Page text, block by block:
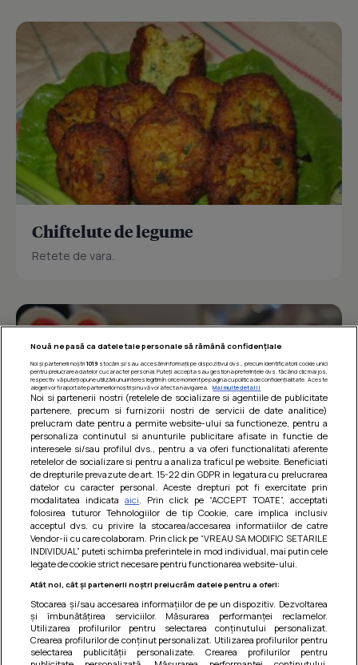
Chiftelute de legume
Retete de vara.
Barcute din vinete cu arpagic rosu
Un deliciu usor de preparat!
Nouă ne pasă ca datele tale personale să rămână confidențiale
Noi și partenerii noștri 1019stocăm și/sau accesăm informații pe dispozitivul dvs., precum identificatorii cookie unici
pentru prelucrarea datelor cu caracter personal. Puteți accepta sau gestiona preferințele dvs. făcând clic mai jos,
respectiv vă puteți opune utilizării unui interes legitim în orice moment pe pagina cu politica de confidențialitate. Aceste
alegeri vor fi raportate partenerilor noștri și nu vă vor afecta navigarea.
Mai multe detalii
Noi si partenerii nostri (retelele de socializare si agentiile de publicitate
partenere, precum si furnizorii nostri de servicii de date analitice)
prelucram date pentru a permite website-ului sa functioneze, pentru a
personaliza continutul si anunturile publicitare afisate in functie de
interesele si/sau profilul dvs., pentru a va oferi functionalitati aferente
retelelor de socializare si pentru a analiza traficul pe website. Beneficiati
de drepturile prevazute de art. 15-22 din GDPR in legatura cu prelucrarea
datelor cu caracter personal. Aceste drepturi pot fi exercitate prin
modalitatea indicataaici . Prin click pe “ACCEPT TOATE”, acceptati
folosirea tuturor Tehnologiilor de tip Cookie, care implica inclusiv
acceptul dvs. cu privire la stocarea/accesarea informatiilor de catre
Vendor-ii cu care colaboram. Prin click pe “VREAU SA MODIFIC SETARILE
INDIVIDUAL” puteti schimba preferintele in mod individual, mai putin cele
legate de cookie strict necesare pentru functionarea website-ului.
Atât noi, cât și partenerii noștri prelucrăm datele pentru a oferi:
Stocarea și/sau accesarea informațiilor de pe un dispozitiv. Dezvoltarea
și îmbunătățirea serviciilor. Măsurarea performanței reclamelor.
Utilizarea profilurilor pentru selectarea conținutului personalizat.
Crearea profilurilor de conținut personalizat. Utilizarea profilurilor pentru
selectarea publicității personalizate. Crearea profilurilor pentru